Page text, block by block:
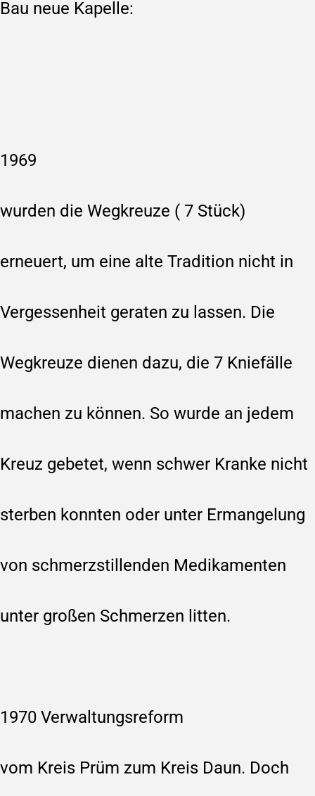
Bau neue Kapelle:
1969
wurden die Wegkreuze ( 7 Stück)
erneuert, um eine alte Tradition nicht in
Vergessenheit geraten zu lassen. Die
Wegkreuze dienen dazu, die 7 Kniefälle
machen zu können. So wurde an jedem
Kreuz gebetet, wenn schwer Kranke nicht
sterben konnten oder unter Ermangelung
von schmerzstillenden Medikamenten
unter großen Schmerzen litten.
1970 Verwaltungsreform
vom Kreis Prüm zum Kreis Daun. Doch